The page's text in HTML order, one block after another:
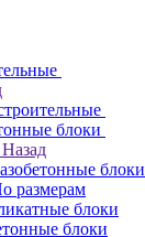
блоки
Назад
блоки
размерам
блоки
блоки